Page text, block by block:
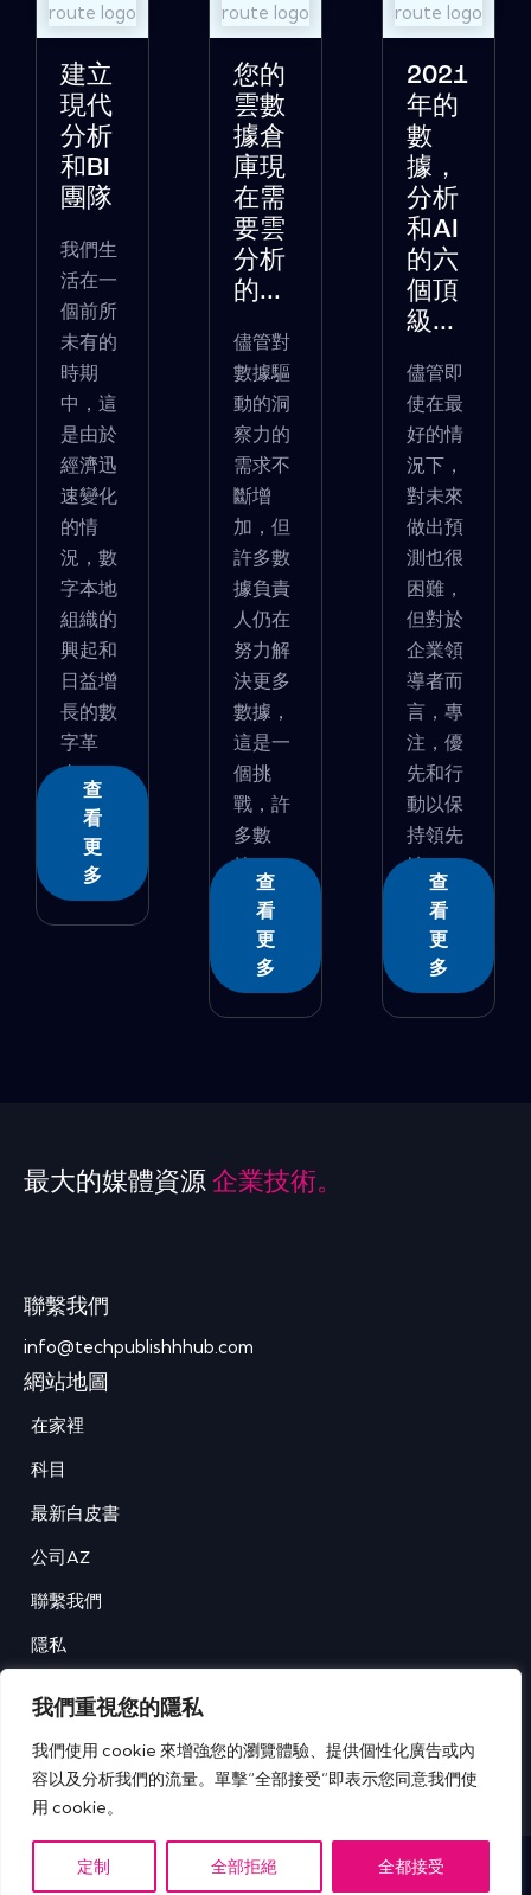
我們重視您的隱私
我們使用 cookie 來增強您的瀏覽體驗、提供個性化廣告或內
容以及分析我們的流量。單擊“全部接受”即表示您同意我們使
用 cookie。
定制 全部拒絕 全都接受
建立
現代
分析
和BI
團隊
我們生
活在一
個前所
未有的
時期
中，這
是由於
經濟迅
速變化
的情
況，數
字本地
組織的
興起和
日益增
長的數
字革
命...
查
看
更
多
您的
雲數
據倉
庫現
在需
要雲
分析
的...
儘管對
數據驅
動的洞
察力的
需求不
斷增
加，但
許多數
據負責
人仍在
努力解
決更多
數據，
這是一
個挑
戰，許
多數
據...
查
看
更
多
2021
年的
數
據，
分析
和AI
的六
個頂
級...
儘管即
使在最
好的情
況下，
對未來
做出預
測也很
困難，
但對於
企業領
導者而
言，專
注，優
先和行
動以保
持領先
地...
查
看
更
多
最大的媒體資源 企業技術。
聯繫我們
info@techpublishhhub.com
網站地圖
在家裡
科目
最新白皮書
公司AZ
聯繫我們
隱私
IT Tech Publish Hub © 版權所有。